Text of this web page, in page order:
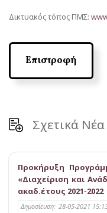
Δικτυακός τόπος ΠΜΣ:
Επιστροφή
Σχετικά Νέα
Προκήρυξη
«Διαχείριση και
ακαδ.έτους 2021-2022
Δημοσίευση: 28-05-2021